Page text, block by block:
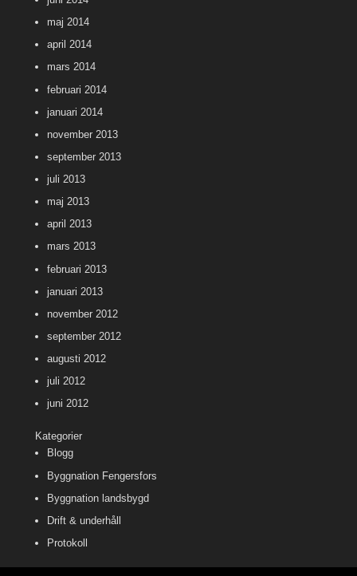
maj 2014
april 2014
mars 2014
februari 2014
januari 2014
november 2013
september 2013
juli 2013
maj 2013
april 2013
mars 2013
februari 2013
januari 2013
november 2012
september 2012
augusti 2012
juli 2012
juni 2012
Kategorier
Blogg
Byggnation Fengersfors
Byggnation landsbygd
Drift & underhåll
Protokoll